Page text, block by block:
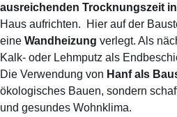
ausreichenden Trocknungszeit
Haus aufrichten. Hier auf der
eine Wandheizung verlegt. Als
Kalk- oder Lehmputz als
Die Verwendung von Hanf als
ökologisches Bauen, sondern
und gesundes Wohnklima.